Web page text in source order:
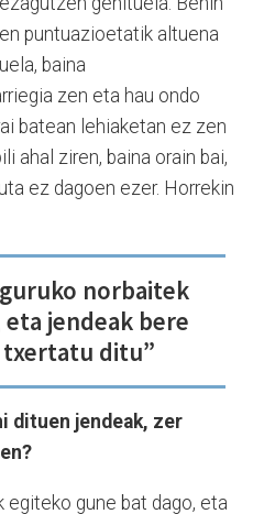
puntuazioetatik altuena
baina
zen eta hau ondo
batean lehiaketan ez zen
ahal ziren, baina orain bai,
ez dagoen ezer. Horrekin
norbaitek
jendeak bere
ditu”
dituen jendeak, zer
gune bat dago, eta